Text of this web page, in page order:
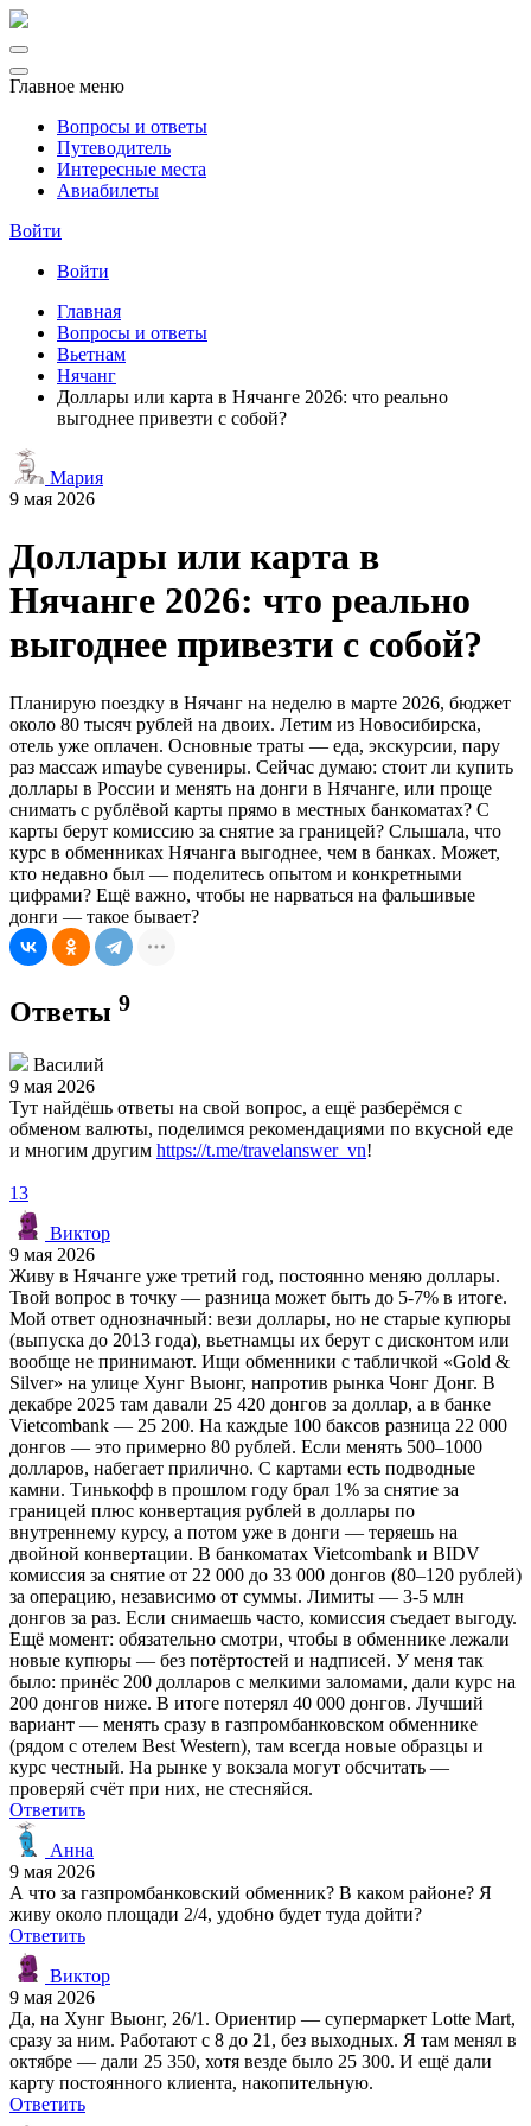
Главное меню
Вопросы и ответы
Путеводитель
Интересные места
Авиабилеты
Войти
Войти
Главная
Вопросы и ответы
Вьетнам
Нячанг
Доллары или карта в Нячанге 2026: что реально
выгоднее привезти с собой?
Мария
9 мая 2026
Доллары или карта в
Нячанге 2026: что реально
выгоднее привезти с собой?
Планирую поездку в Нячанг на неделю в марте 2026, бюджет
около 80 тысяч рублей на двоих. Летим из Новосибирска,
отель уже оплачен. Основные траты — еда, экскурсии, пару
раз массаж иmaybe сувениры. Сейчас думаю: стоит ли купить
доллары в России и менять на донги в Нячанге, или проще
снимать с рублёвой карты прямо в местных банкоматах? С
карты берут комиссию за снятие за границей? Слышала, что
курс в обменниках Нячанга выгоднее, чем в банках. Может,
кто недавно был — поделитесь опытом и конкретными
цифрами? Ещё важно, чтобы не нарваться на фальшивые
донги — такое бывает?
Ответы 9
Василий
9 мая 2026
Тут найдёшь ответы на свой вопрос, а ещё разберёмся с
обменом валюты, поделимся рекомендациями по вкусной еде
и многим другим https://t.me/travelanswer_vn!
13
Виктор
9 мая 2026
Живу в Нячанге уже третий год, постоянно меняю доллары.
Твой вопрос в точку — разница может быть до 5-7% в итоге.
Мой ответ однозначный: вези доллары, но не старые купюры
(выпуска до 2013 года), вьетнамцы их берут с дисконтом или
вообще не принимают. Ищи обменники с табличкой «Gold &
Silver» на улице Хунг Выонг, напротив рынка Чонг Донг. В
декабре 2025 там давали 25 420 донгов за доллар, а в банке
Vietcombank — 25 200. На каждые 100 баксов разница 22 000
донгов — это примерно 80 рублей. Если менять 500–1000
долларов, набегает прилично. С картами есть подводные
камни. Тинькофф в прошлом году брал 1% за снятие за
границей плюс конвертация рублей в доллары по
внутреннему курсу, а потом уже в донги — теряешь на
двойной конвертации. В банкоматах Vietcombank и BIDV
комиссия за снятие от 22 000 до 33 000 донгов (80–120 рублей)
за операцию, независимо от суммы. Лимиты — 3-5 млн
донгов за раз. Если снимаешь часто, комиссия съедает выгоду.
Ещё момент: обязательно смотри, чтобы в обменнике лежали
новые купюры — без потёртостей и надписей. У меня так
было: принёс 200 долларов с мелкими заломами, дали курс на
200 донгов ниже. В итоге потерял 40 000 донгов. Лучший
вариант — менять сразу в газпромбанковском обменнике
(рядом с отелем Best Western), там всегда новые образцы и
курс честный. На рынке у вокзала могут обсчитать —
проверяй счёт при них, не стесняйся.
Ответить
Анна
9 мая 2026
А что за газпромбанковский обменник? В каком районе? Я
живу около площади 2/4, удобно будет туда дойти?
Ответить
Виктор
9 мая 2026
Да, на Хунг Выонг, 26/1. Ориентир — супермаркет Lotte Mart,
сразу за ним. Работают с 8 до 21, без выходных. Я там менял в
октябре — дали 25 350, хотя везде было 25 300. И ещё дали
карту постоянного клиента, накопительную.
Ответить